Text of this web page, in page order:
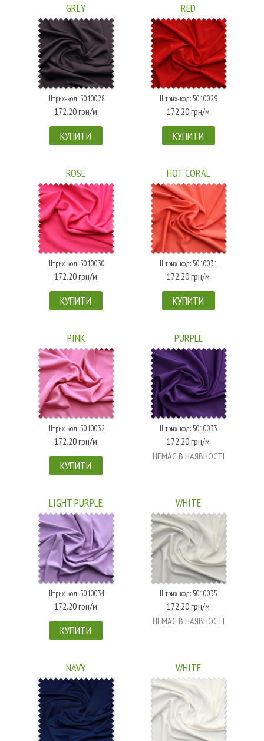
GREY
Штрих-код: 5010028
172.20 грн/м
КУПИТИ
RED
Штрих-код: 5010029
172.20 грн/м
КУПИТИ
ROSE
Штрих-код: 5010030
172.20 грн/м
КУПИТИ
HOT CORAL
Штрих-код: 5010031
172.20 грн/м
КУПИТИ
PINK
Штрих-код: 5010032
172.20 грн/м
КУПИТИ
PURPLE
Штрих-код: 5010033
172.20 грн/м
НЕМАЄ В НАЯВНОСТІ
LIGHT PURPLE
Штрих-код: 5010034
172.20 грн/м
КУПИТИ
WHITE
Штрих-код: 5010035
172.20 грн/м
НЕМАЄ В НАЯВНОСТІ
NAVY WHITE